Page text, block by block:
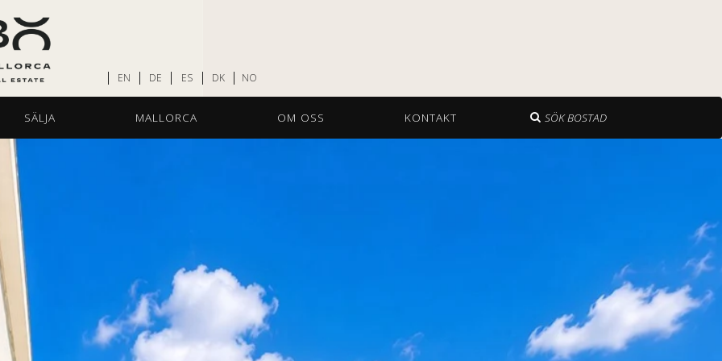
EN DE ES DK NO
SÄLJA MALLORCA OM OSS KONTAKT SÖK BOSTAD